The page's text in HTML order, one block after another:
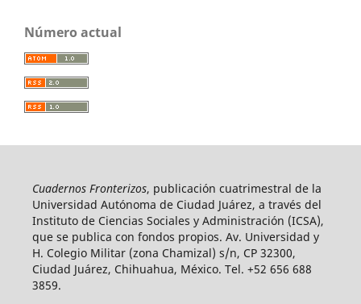
Número actual
Cuadernos Fronterizos, publicación cuatrimestral de la
Universidad Autónoma de Ciudad Juárez, a través del
Instituto de Ciencias Sociales y Administración (ICSA),
que se publica con fondos propios. Av. Universidad y
H. Colegio Militar (zona Chamizal) s/n, CP 32300,
Ciudad Juárez, Chihuahua, México. Tel. +52 656 688
3859.